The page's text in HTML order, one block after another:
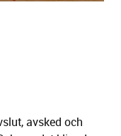
avsked och